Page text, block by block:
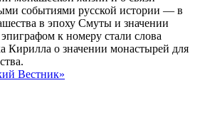
событиями русской истории — в
в эпоху Смуты и значении
к номеру стали слова
Кирилла о значении монастырей для
Вестник»